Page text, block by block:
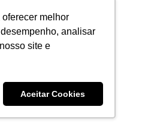
melhor
analisar
site e
Aceitar Cookies